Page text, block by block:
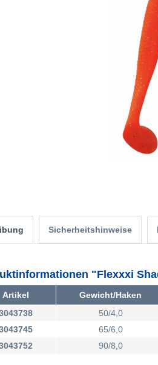
Sicherheitshinweise
"Flexxxi
Artikel Gewicht/Haken
50/4,0
65/6,0
90/8,0